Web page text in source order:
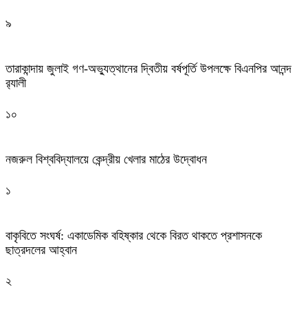
৯
তারাকান্দায় জুলাই গণ-অভ্যুত্থানের দ্বিতীয় বর্ষপূর্তি উপলক্ষে বিএনপির আনন্দ
র‍্যালী
১০
নজরুল বিশ্ববিদ্যালয়ে কেন্দ্রীয় খেলার মাঠের উদ্বোধন
১
বাকৃবিতে সংঘর্ষ: একাডেমিক বহিষ্কার থেকে বিরত থাকতে প্রশাসনকে
ছাত্রদলের আহ্বান
২